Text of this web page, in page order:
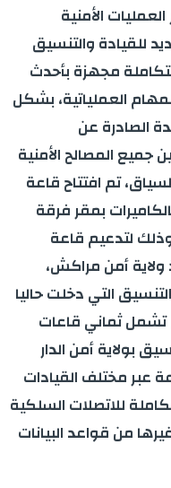
الأمنية
للقيادة والتنسيق
مجهزة بأحدث
العملياتية، بشكل
الصادرة عن
جميع المصالح الأمنية
تم افتتاح قاعة
بمقر فرقة
لتدعيم قاعة
ولاية أمن مراكش،
التي دخلت حاليا
تشمل ثماني قاعات
بولاية أمن الدار
موزعة عبر مختلف القيادات
للاتصلات السلكية
من قواعد البيانات